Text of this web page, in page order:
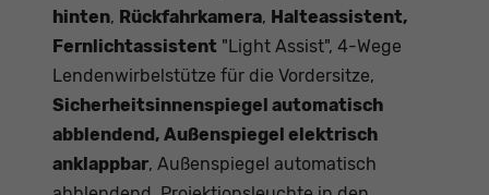
hinten, Rückfahrkamera, Halteassistent,
Fernlichtassistent "Light Assist", 4-Wege
Lendenwirbelstütze für die Vordersitze,
Sicherheitsinnenspiegel automatisch
abblendend, Außenspiegel elektrisch
anklappbar, Außenspiegel automatisch